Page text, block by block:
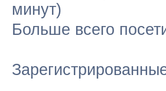
минут)
Больше всего